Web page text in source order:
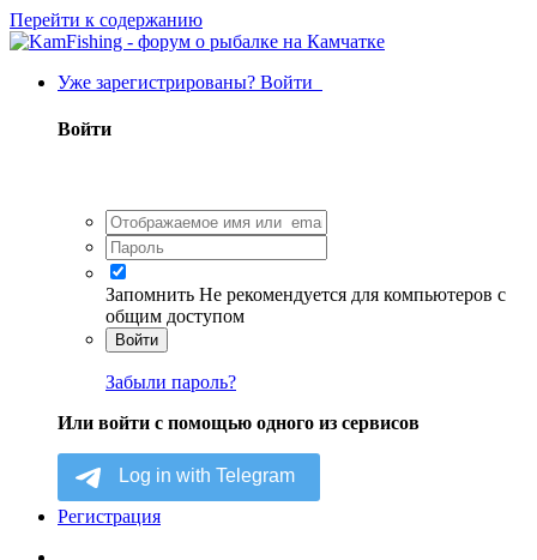
Перейти к содержанию
Уже зарегистрированы? Войти
Войти
Запомнить Не рекомендуется для компьютеров с
общим доступом
Войти
Забыли пароль?
Или войти с помощью одного из сервисов
Регистрация